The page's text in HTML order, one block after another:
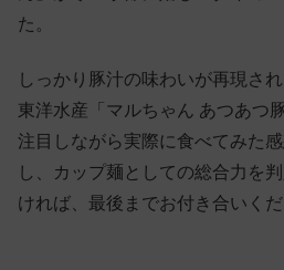
た。
しっかり豚汁の味わいが再現さ
東洋水産「マルちゃん あつあつ
注目しながら実際に食べてみた
し、カップ麺としての総合力を
ければ、最後までお付き合いくだ